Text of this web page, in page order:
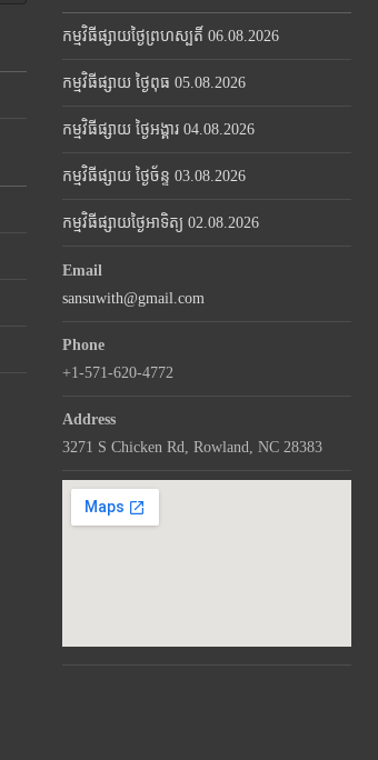
កម្មវិធីផ្សាយថ្ងៃព្រហស្បតិ៍ 06.08.2026
កម្មវិធីផ្សាយ ថ្ងៃពុធ 05.08.2026
កម្មវិធីផ្សាយ ថ្ងៃអង្គារ 04.08.2026
កម្មវិធីផ្សាយ ថ្ងៃច័ន្ទ 03.08.2026
កម្មវិធីផ្សាយថ្ងៃអាទិត្យ 02.08.2026
Email
sansuwith@gmail.com
Phone
+1-571-620-4772
Address
3271 S Chicken Rd, Rowland, NC 28383